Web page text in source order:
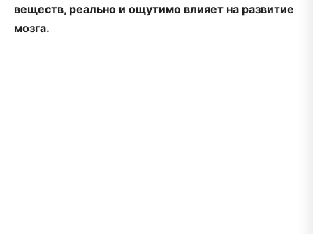
веществ, реально и ощутимо влияет на развитие
мозга.